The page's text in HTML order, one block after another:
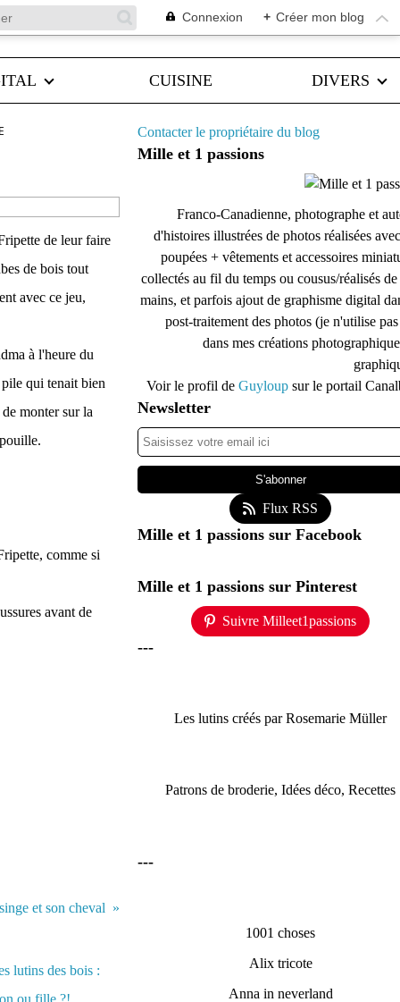
Connexion + Créer mon blog
CUISINE DIVERS
de leur faire
de bois tout
avec ce jeu,
à l'heure du
qui tenait bien
monter sur la
comme si
avant de
et son cheval
Contacter le propriétaire du blog
Mille et 1 passions
Franco-Canadienne, photographe et
d'histoires illustrées de photos réalisées
poupées + vêtements et accessoires
collectés au fil du temps ou cousus/réalisés de
mains, et parfois ajout de graphisme digital
post-traitement des photos (je n'utilise
dans mes créations
Voir le profil de Guyloup sur le portail
Newsletter
Flux RSS
Mille et 1 passions sur Facebook
Mille et 1 passions sur Pinterest
Suivre Milleet1passions
---
Les lutins créés par Rosemarie Müller
Patrons de broderie, Idées déco, Recettes
---
1001 choses
Alix tricote
Anna in neverland